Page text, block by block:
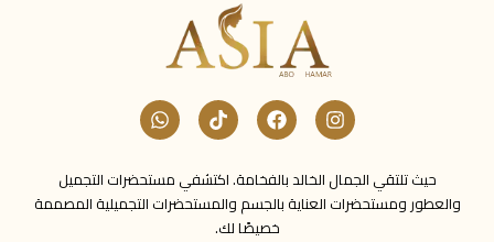
حيث تلتقي الجمال الخالد بالفخامة. اكتشفي مستحضرات التجميل
والعطور ومستحضرات العناية بالجسم والمستحضرات التجميلية المصممة
خصيصًا لك.